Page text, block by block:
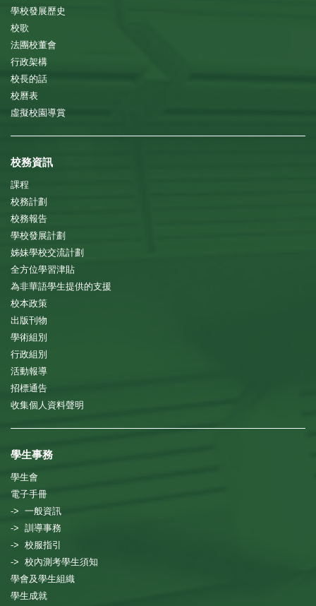
學校發展歷史
校歌
法團校董會
行政架構
校長的話
校曆表
虛擬校園導賞
校務資訊
課程
校務計劃
校務報告
學校發展計劃
姊妹學校交流計劃
全方位學習津貼
為非華語學生提供的支援
校本政策
出版刊物
學術組別
行政組別
活動報導
招標通告
收集個人資料聲明
學生事務
學生會
電子手冊
-> 一般資訊
-> 訓導事務
-> 校服指引
-> 校內測考學生須知
學會及學生組織
學生成就